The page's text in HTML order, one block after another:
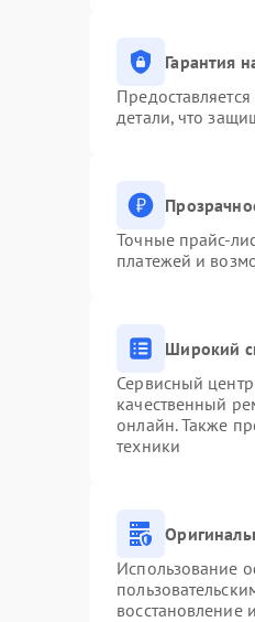
Гарантия
детали, что
Точные прайс-
платежей и
Широкий
Сервисный
качественный
онлайн. Также
техники
Использование